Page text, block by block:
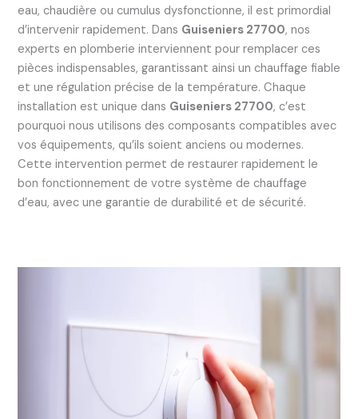
eau, chaudière ou cumulus dysfonctionne, il est primordial
d’intervenir rapidement. Dans Guiseniers 27700, nos
experts en plomberie interviennent pour remplacer ces
pièces indispensables, garantissant ainsi un chauffage fiable
et une régulation précise de la température. Chaque
installation est unique dans Guiseniers 27700, c’est
pourquoi nous utilisons des composants compatibles avec
vos équipements, qu’ils soient anciens ou modernes.
Cette intervention permet de restaurer rapidement le
bon fonctionnement de votre système de chauffage
d’eau, avec une garantie de durabilité et de sécurité.